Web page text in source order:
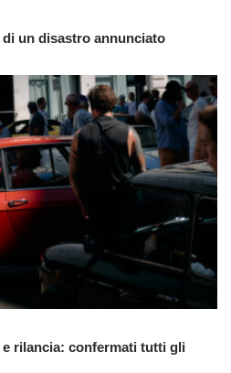
un disastro annunciato
rilancia: confermati tutti gli